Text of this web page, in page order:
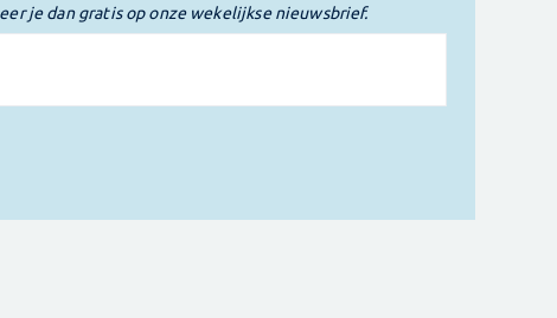
je dan gratis op onze wekelijkse nieuwsbrief.